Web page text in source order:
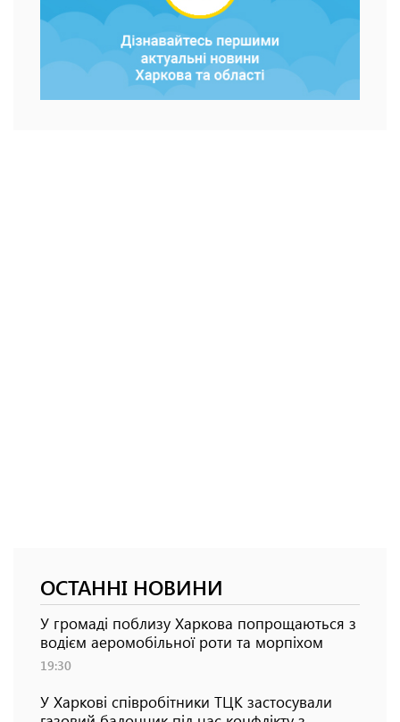
ОСТАННІ НОВИНИ
У громаді поблизу Харкова попрощаються з
водієм аеромобільної роти та морпіхом
19:30
У Харкові співробітники ТЦК застосували